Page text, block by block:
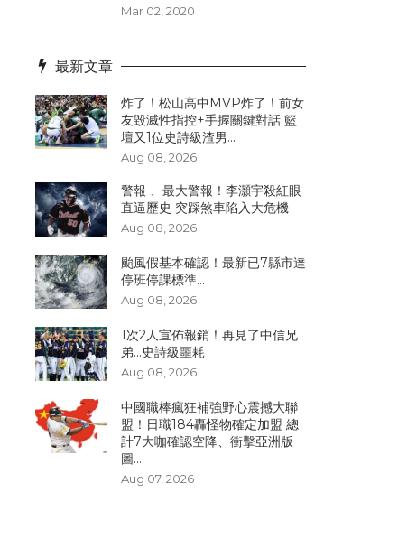
Mar 02, 2020
最新文章
炸了！松山高中MVP炸了！前女
友毀滅性指控+手握關鍵對話 籃
壇又1位史詩級渣男...
Aug 08, 2026
警報 、最大警報！李灝宇殺紅眼
直逼歷史 突踩煞車陷入大危機
Aug 08, 2026
颱風假基本確認！最新已7縣市達
停班停課標準...
Aug 08, 2026
1次2人宣佈報銷！再見了中信兄
弟...史詩級噩耗
Aug 08, 2026
中國職棒瘋狂補強野心震撼大聯
盟！日職184轟怪物確定加盟 總
計7大咖確認空降、衝擊亞洲版
圖...
Aug 07, 2026